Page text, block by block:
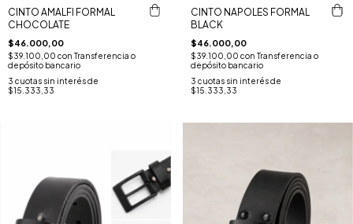
CINTO AMALFI FORMAL
CHOCOLATE
$46.000,00
$39.100,00 con Transferencia o
depósito bancario
3 cuotas sin interés de
$15.333,33
CINTO NAPOLES FORMAL
BLACK
$46.000,00
$39.100,00 con Transferencia o
depósito bancario
3 cuotas sin interés de
$15.333,33